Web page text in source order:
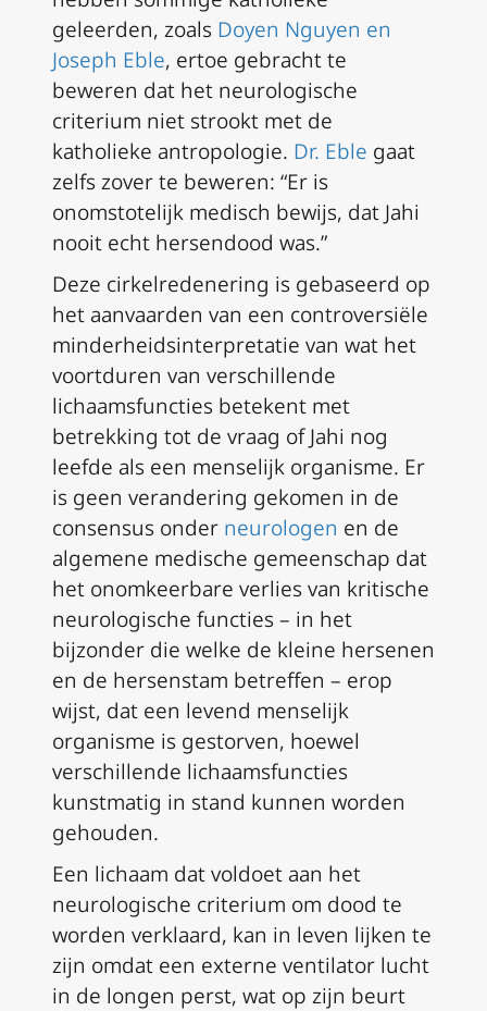
geleerden, zoals Doyen Nguyen en
Joseph Eble, ertoe gebracht te
beweren dat het neurologische
criterium niet strookt met de
katholieke antropologie. Dr. Eble gaat
zelfs zover te beweren: “Er is
onomstotelijk medisch bewijs, dat Jahi
nooit echt hersendood was.”
Deze cirkelredenering is gebaseerd op
het aanvaarden van een controversiële
minderheidsinterpretatie van wat het
voortduren van verschillende
lichaamsfuncties betekent met
betrekking tot de vraag of Jahi nog
leefde als een menselijk organisme. Er
is geen verandering gekomen in de
consensus onder neurologen en de
algemene medische gemeenschap dat
het onomkeerbare verlies van kritische
neurologische functies – in het
bijzonder die welke de kleine hersenen
en de hersenstam betreffen – erop
wijst, dat een levend menselijk
organisme is gestorven, hoewel
verschillende lichaamsfuncties
kunstmatig in stand kunnen worden
gehouden.
Een lichaam dat voldoet aan het
neurologische criterium om dood te
worden verklaard, kan in leven lijken te
zijn omdat een externe ventilator lucht
in de longen perst, wat op zijn beurt